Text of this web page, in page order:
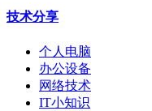
技术分享
个人电脑
办公设备
网络技术
IT小知识